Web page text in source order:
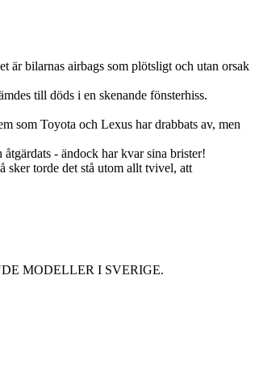
är bilarnas airbags som plötsligt och utan orsak
till döds i en skenande fönsterhiss.
som Toyota och Lexus har drabbats av, men
- ändock har kvar sina brister!
sker torde det stå utom allt tvivel, att
MODELLER I SVERIGE.